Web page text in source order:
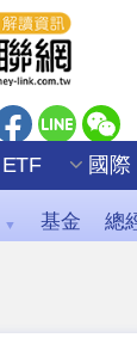
ETF 國際
▼ 基金 總